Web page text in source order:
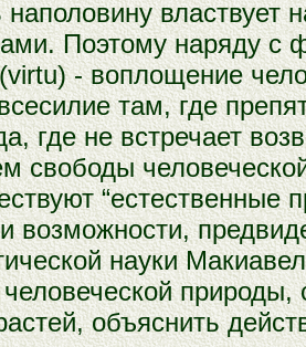
властвует
Поэтому наряду
- воплощение
там, где
где не встречает
свободы
“естественные
возможности,
науки
человеческой
объяснить